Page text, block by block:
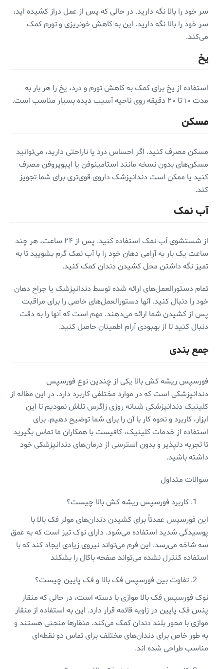
سر خود را بالا نگه دارید. در حالی که پس از عمل دراز کشیده اید،
سر خود را بالا نگه دارید. این به کاهش خونریزی و تورم کمک
می‌کند.
یخ
استفاده از یخ برای کمک به کاهش تورم و درد، یخ را هر بار به
مدت ۱۰ تا ۲۰ دقیقه روی ناحیه آسیب دیده بسیار مناسب است.
مسکن
مسکن مصرف کنید. اگر احساس درد یا ناراحتی دارید، می‌توانید
مسکن‌های بدون نسخه مانند استامینوفن یا ایبوپروفن مصرف
کنید یا ممکن است دندانپزشک داروی قوی‌تری برای شما تجویز
کند.
آب نمک
از شستشوی آب نمک استفاده کنید. پس از ۲۴ ساعت، هر چند
ساعت یک بار به آرامی دهان خود را با آب نمک گرم بشویید تا به
تمیز نگه داشتن محل کشیدن دندان کمک کنید.
تمام دستورالعمل‌های ارائه شده توسط دندانپزشک یا جراح دهان
خود را دنبال کنید. آنها دستورالعمل‌های خاصی را برای مراقبت
پس از کشیدن شما ارائه می‌دهند. مهم است که آنها را به دقت
دنبال کنید تا از بهبودی آرام اطمینان حاصل کنید.
جمع بندی
فورسپس ریشه کش بالا یکی از چندین نوع فورسپس
دندانپزشکی است که در موارد مختلفی کاربرد دارد. در این مقاله از
کلینیک دندانپزشکی شبانه روزی زاگرس تلاش نمودیم تا این
ابزار، کاربرد و نحوه کار با آن را برای شما توضیح دهیم. برای
استفاده از خدمات کلینیک، کافیست با همکاران ما تماس بگیرید
تا تجربه دلپذیر و بدون استرسی از درمان‌های دندانپزشکی خود
داشته باشید.
سوالات متداول
کاربرد فورسپس ریشه کش بالا چیست؟
این فورسپس عمدتاً برای کشیدن دندان‌های مولر فک بالا با
پوسیدگی شدید استفاده می‌شود. دارای نوک تیز است که به عمق
سه شاخه می‌رسد. این فرم می‌تواند نیروی زیادی ایجاد کند که با
استفاده کنترل نشده می‌تواند صفحه باکال را بشکند
تفاوت بین فورسپس فک بالا و فک پایین چیست؟
نوک فورسپس فک بالا موازی با دسته است، در حالی که منقار
پنس فک پایین در زاویه قائمه قرار دارد. این به استفاده از منقار
موازی با محور بلند دندان کمک می‌کند. منقارها منحنی هستند و
به طور خاص برای دندان‌های مختلف برای تماس دو نقطه‌ای
مناسب طراحی شده اند.